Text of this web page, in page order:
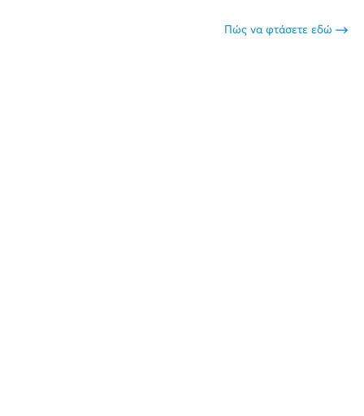
Πώς να φτάσετε εδώ